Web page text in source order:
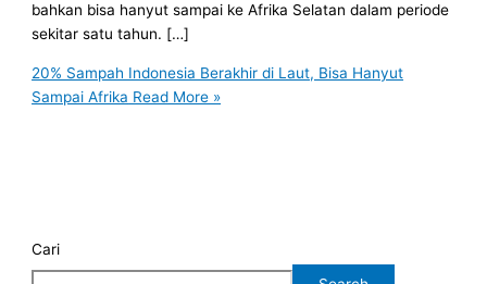
bahkan bisa hanyut sampai ke Afrika Selatan dalam periode
sekitar satu tahun. […]
20% Sampah Indonesia Berakhir di Laut, Bisa Hanyut
Sampai Afrika Read More »
Cari